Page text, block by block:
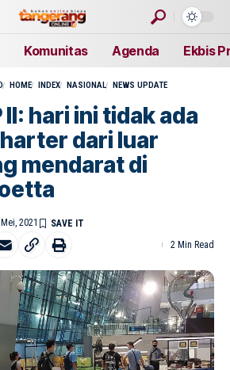
Komunitas Agenda Ekbis
HOME INDEX NASIONAL NEWS UPDATE
II: hari ini tidak ada
dari luar
mendarat di
2021
2 Min Read